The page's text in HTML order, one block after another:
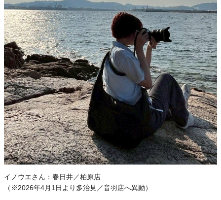
イノウエさん： 春日井／柏原店
（※2026年4月1日より多治見／音羽店へ異動）